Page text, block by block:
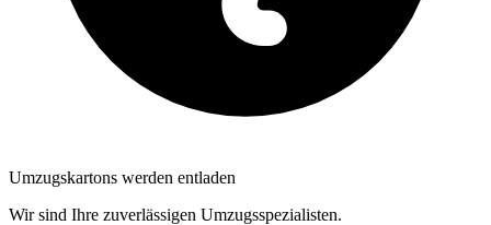
Umzugskartons werden entladen
Wir sind Ihre zuverlässigen Umzugsspezialisten.